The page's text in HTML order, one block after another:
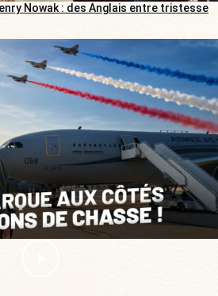
Nowak : des Anglais entre tristesse